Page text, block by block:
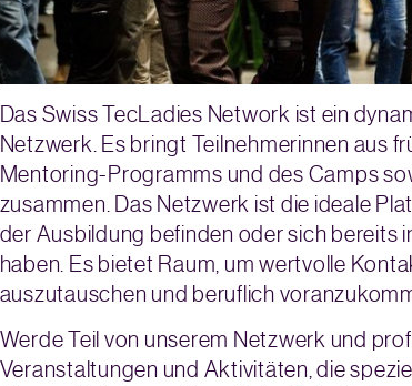
Das Swiss TecLadies Network ist ein
Netzwerk. Es bringt Teilnehmerinnen aus
Mentoring-Programms und des Camps
zusammen. Das Netzwerk ist die ideale
der Ausbildung befinden oder sich bereits
haben. Es bietet Raum, um wertvolle
auszutauschen und beruflich
Werde Teil von unserem Netzwerk und
Veranstaltungen und Aktivitäten, die